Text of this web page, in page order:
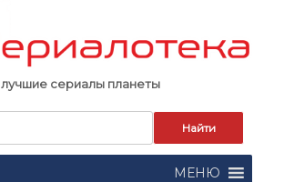
лучшие сериалы планеты
МЕНЮ